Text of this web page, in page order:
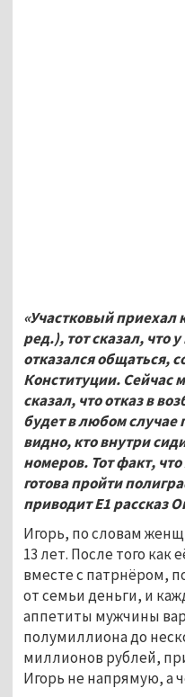
«Участковый
ред.), тот сказал, что
отказался общаться,
Конституции. Сейчас
сказал, что отказ в
будет в любом случае
видно, кто внутри
номеров. Тот факт, что
готова пройти
приводит E1 рассказ
Игорь, по словам
13 лет. После того как
вместе с патрнёром,
от семьи деньги, и
аппетиты мужчины
полумиллиона до
миллионов рублей,
Игорь не напрямую, а